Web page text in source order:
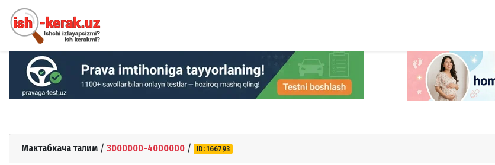
Мактабкача талим / 3000000-4000000 / ID: 166793